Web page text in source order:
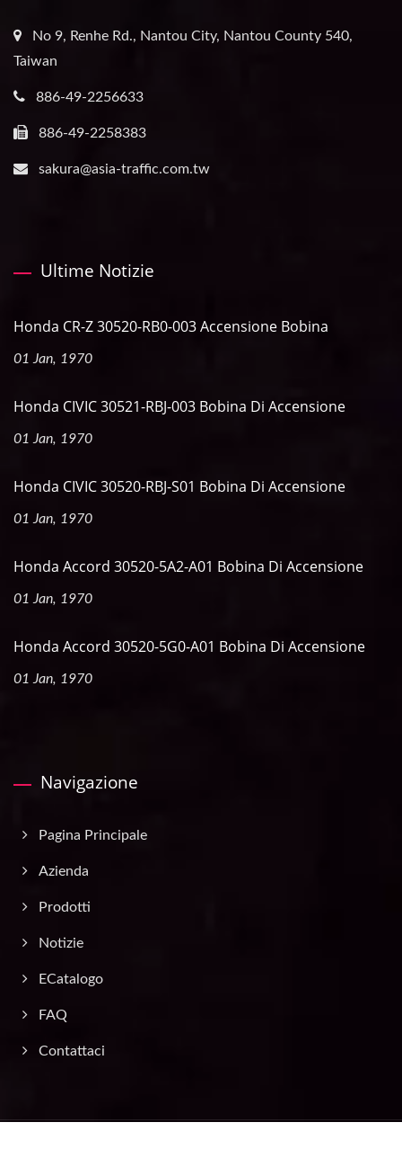
No 9, Renhe Rd., Nantou City, Nantou County 540,
Taiwan
886-49-2256633
886-49-2258383
sakura@asia-traffic.com.tw
Ultime Notizie
Honda CR-Z 30520-RB0-003 Accensione Bobina
01 Jan, 1970
Honda CIVIC 30521-RBJ-003 Bobina Di Accensione
01 Jan, 1970
Honda CIVIC 30520-RBJ-S01 Bobina Di Accensione
01 Jan, 1970
Honda Accord 30520-5A2-A01 Bobina Di Accensione
01 Jan, 1970
Honda Accord 30520-5G0-A01 Bobina Di Accensione
01 Jan, 1970
Navigazione
Pagina Principale
Azienda
Prodotti
Notizie
ECatalogo
FAQ
Contattaci